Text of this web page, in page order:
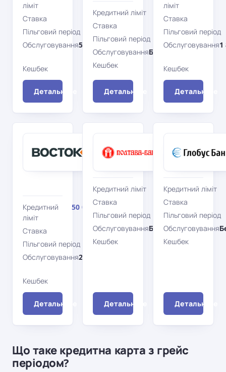
ліміт
Ставка
440%
Пільговий період
51 дн.
Обслуговування59 грн/
рік
Кешбек
Ні
Детальніше
Кредитний ліміт
Ставка
Пільговий період
ОбслуговуванняБезкоштовно
Кешбек
Детальніше
ліміт
Ставка
Пільговий період
Обслуговування1
Кешбек
Детальніше
Банк
Власний
MasterCard
Кредитний
ліміт
50 000 грн
Ставка
39%
Пільговий період
30 дн.
Обслуговування234 грн/
Кешбек
Детальніше
Банк
Кредитка
Кредитний ліміт
100 000 грн
Ставка
42%
Пільговий період
0 дн.
ОбслуговуванняБезкоштовно
Кешбек
Детальніше
Кредитний ліміт
Ставка
Пільговий період
Обслуговування
Кешбек
Детальніше
Що таке кредитна карта з грейс
періодом?